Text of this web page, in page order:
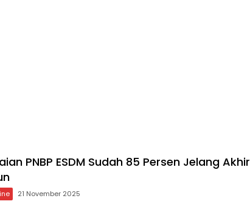
PNBP ESDM Sudah 85 Persen Jelang Akhir
21 November 2025